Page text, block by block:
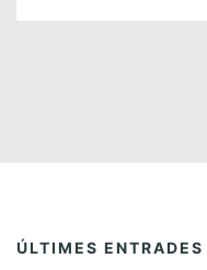
ÚLTIMES ENTRADES